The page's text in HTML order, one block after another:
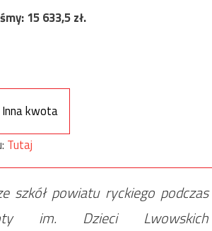
15 633,5zł.
Inna kwota
Tutaj
szkół powiatu ryckiego podczas
im. Dzieci Lwowskich